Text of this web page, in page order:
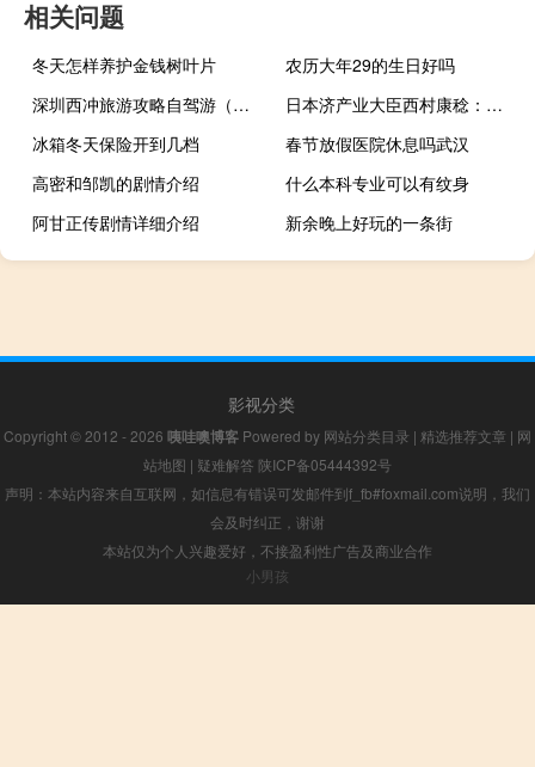
相关问题
冬天怎样养护金钱树叶片
农历大年29的生日好吗
深圳西冲旅游攻略自驾游（深圳西冲旅游攻略）
日本济产业大臣西村康稔：铠侠株式会社（KIOXIA Corporation）对日本来说是一家重要的公司继续支持KIOXIA非常重要
冰箱冬天保险开到几档
春节放假医院休息吗武汉
高密和邹凯的剧情介绍
什么本科专业可以有纹身
阿甘正传剧情详细介绍
新余晚上好玩的一条街
影视分类
Copyright © 2012 - 2026 咦哇噢博客 Powered by 网站分类目录 | 精选推荐文章 | 网
站地图 | 疑难解答 陕ICP备05444392号
声明：本站内容来自互联网，如信息有错误可发邮件到f_fb#foxmail.com说明，我们
会及时纠正，谢谢
本站仅为个人兴趣爱好，不接盈利性广告及商业合作
小男孩